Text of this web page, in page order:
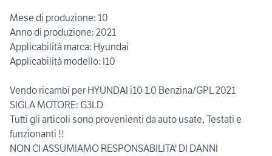
Mese di produzione: 10
Anno di produzione: 2021
Applicabilità marca: Hyundai
Applicabilità modello: I10
Vendo ricambi per HYUNDAI i10 1.0 Benzina/GPL 2021
SIGLA MOTORE: G3LD
Tutti gli articoli sono provenienti da auto usate, Testati e
funzionanti !!
NON CI ASSUMIAMO RESPONSABILITA' DI DANNI